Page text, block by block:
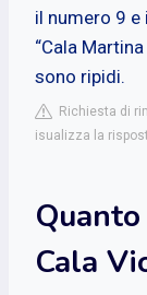
il numero 9 e
“Cala
sono ripidi.
Richiesta di
isualizza la
Cala